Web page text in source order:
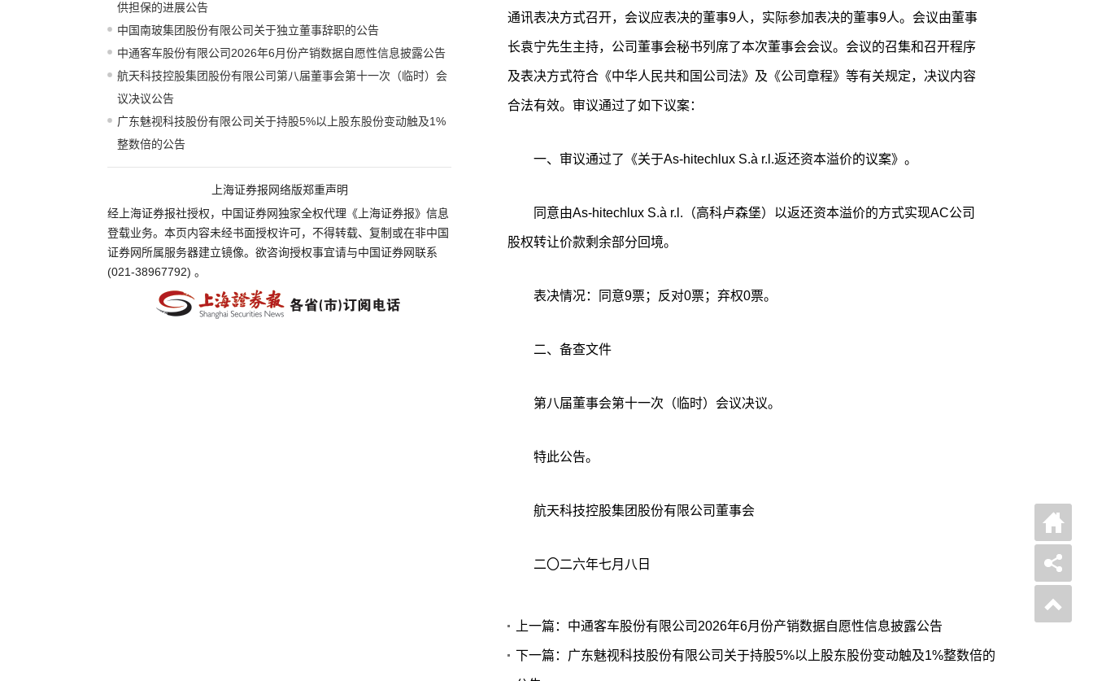
供担保的进展公告
中国南玻集团股份有限公司关于独立董事辞职的公告
中通客车股份有限公司2026年6月份产销数据自愿性信息披露公告
航天科技控股集团股份有限公司第八届董事会第十一次（临时）会
议决议公告
广东魅视科技股份有限公司关于持股5%以上股东股份变动触及1%
整数倍的公告
上海证券报网络版郑重声明
经上海证券报社授权，中国证券网独家全权代理《上海证券报》信息
登载业务。本页内容未经书面授权许可，不得转载、复制或在非中国
证券网所属服务器建立镜像。欲咨询授权事宜请与中国证券网联系
(021-38967792) 。
通讯表决方式召开，会议应表决的董事9人，实际参加表决的董事9人。会议由董事
长袁宁先生主持，公司董事会秘书列席了本次董事会会议。会议的召集和召开程序
及表决方式符合《中华人民共和国公司法》及《公司章程》等有关规定，决议内容
合法有效。审议通过了如下议案：
一、审议通过了《关于As-hitechlux S.à r.l.返还资本溢价的议案》。
同意由As-hitechlux S.à r.l.（高科卢森堡）以返还资本溢价的方式实现AC公司
股权转让价款剩余部分回境。
表决情况：同意9票；反对0票；弃权0票。
二、备查文件
第八届董事会第十一次（临时）会议决议。
特此公告。
航天科技控股集团股份有限公司董事会
二〇二六年七月八日
上一篇：中通客车股份有限公司2026年6月份产销数据自愿性信息披露公告
下一篇：广东魅视科技股份有限公司关于持股5%以上股东股份变动触及1%整数倍的